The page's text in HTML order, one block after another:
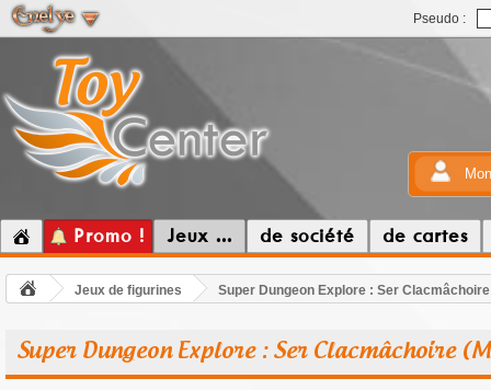
Pseudo :
Promo ! Jeux ... de société de cartes
Jeux de figurines Super Dungeon Explore : Ser
Super Dungeon Explore : Ser Clacmâchoire